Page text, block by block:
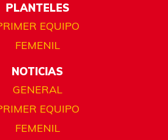
PLANTELES
EQUIPO
FEMENIL
NOTICIAS
GENERAL
EQUIPO
FEMENIL